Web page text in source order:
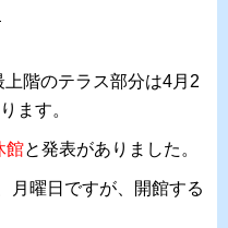
階のテラス部分は4月2
ます。
館と発表がありました。
月曜日ですが、開館する